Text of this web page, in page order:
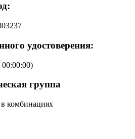
удостоверения:
группа
комбинациях